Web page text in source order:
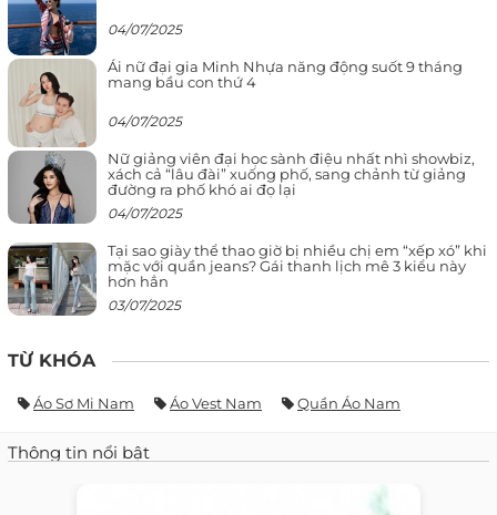
04/07/2025
Ái nữ đại gia Minh Nhựa năng động suốt 9 tháng
mang bầu con thứ 4
04/07/2025
Nữ giảng viên đại học sành điệu nhất nhì showbiz,
xách cả “lâu đài” xuống phố, sang chảnh từ giảng
đường ra phố khó ai đọ lại
04/07/2025
Tại sao giày thể thao giờ bị nhiều chị em “xếp xó” khi
mặc với quần jeans? Gái thanh lịch mê 3 kiểu này
hơn hẳn
03/07/2025
TỪ KHÓA
Áo Sơ Mi Nam Áo Vest Nam Quần Áo Nam
Thông tin nổi bật